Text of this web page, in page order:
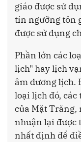
giáo được sử
tín ngưỡng tôn
được sử dụng
Phần lớn các
lịch" hay lịch
âm dương lịch.
loại lịch đó,
của Mặt
nhuận lại được
nhất định để